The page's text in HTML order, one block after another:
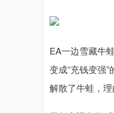
EA一边雪藏牛
变成“充钱变强
解散了牛蛙，理